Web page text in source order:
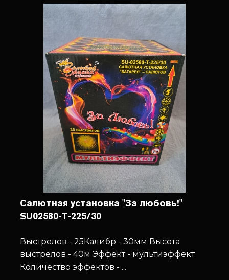
Салютная установка "За любовь!"
SU02580-T-225/30
Выстрелов - 25Калибр - 30мм Высота
выстрелов - 40м Эффект - мультиэффект
Количество эффектов - ...